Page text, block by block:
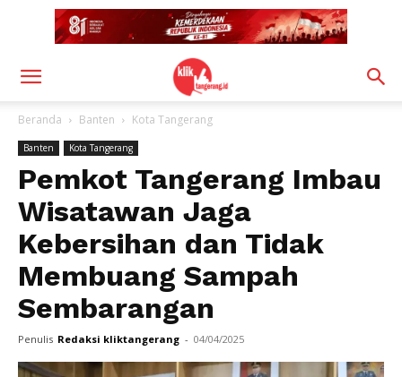
Beranda Banten Kota Tangerang
Banten Kota Tangerang
Pemkot Tangerang Imbau
Wisatawan Jaga
Kebersihan dan Tidak
Membuang Sampah
Sembarangan
Penulis Redaksi kliktangerang - 04/04/2025